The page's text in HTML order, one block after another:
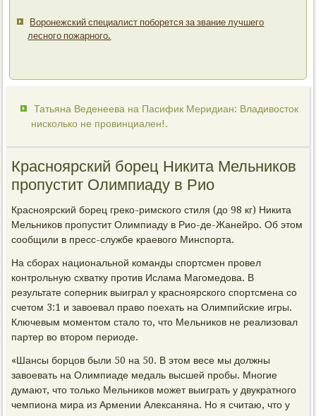
Воронежский специалист поборется за звание лучшего
лесного пожарного.
Татьяна Веденеева на Пасифик Меридиан: Владивосток
нисколько не провинциален!.
Красноярский борец Никита Мельников
пропустит Олимпиаду в Рио
Красноярский борец греко-римского стиля (до 98 кг) Никита
Мельников пропустит Олимпиаду в Рио-де-Жанейро. Об этом
сообщили в пресс-службе краевого Минспорта.
На сборах национальной команды спортсмен провел
контрольную схватку против Ислама Магомедова. В
результате соперник выиграл у красноярского спортсмена со
счетом 3:1 и завоевал право поехать на Олимпийские игры.
Ключевым моментом стало то, что Мельников не реализовал
партер во втором периоде.
«Шансы борцов были 50 на 50. В этом весе мы должны
завоевать на Олимпиаде медаль высшей пробы. Многие
думают, что только Мельников может выиграть у двукратного
чемпиона мира из Армении Алексаняна. Но я считаю, что у